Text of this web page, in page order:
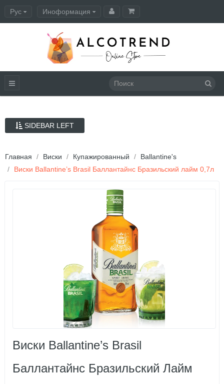
Рус Иноформация
SIDEBAR LEFT
Главная Виски Купажированный
Ballantine's
Виски Ballantine’s Brasil Баллантайнс Бразильский лайм 0,7л
Виски Ballantine’s Brasil
Баллантайнс Бразильский Лайм